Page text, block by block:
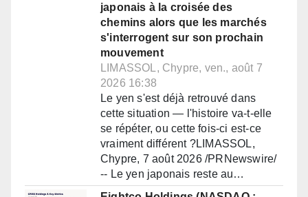
japonais à la croisée des
chemins alors que les marchés
s'interrogent sur son prochain
mouvement
LIMASSOL, Chypre, ven., août 7
2026 16:38
Le yen s'est déjà retrouvé dans
cette situation — l'histoire va-t-elle
se répéter, ou cette fois-ci est-ce
vraiment différent ?LIMASSOL,
Chypre, 7 août 2026 /PRNewswire/
-- Le yen japonais reste au…